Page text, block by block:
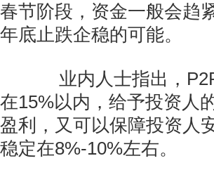
春节阶段，资金一般会趋
年底止跌企稳的可能。
业内人士指出，P2P
在15%以内，给予投资人
盈利，又可以保障投资人
稳定在8%-10%左右。